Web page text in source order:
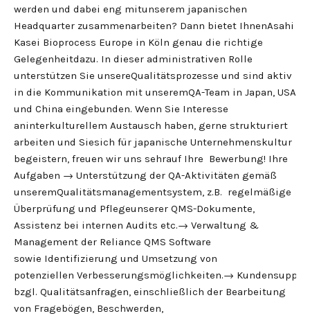
werden und dabei eng mitunserem japanischen
Headquarter zusammenarbeiten? Dann bietet IhnenAsahi
Kasei Bioprocess Europe in Köln genau die richtige
Gelegenheitdazu. In dieser administrativen Rolle
unterstützen Sie unsereQualitätsprozesse und sind aktiv
in die Kommunikation mit unseremQA-Team in Japan, USA
und China eingebunden. Wenn Sie Interesse
aninterkulturellem Austausch haben, gerne strukturiert
arbeiten und Siesich für japanische Unternehmenskultur
begeistern, freuen wir uns sehrauf Ihre Bewerbung! Ihre
Aufgaben → Unterstützung der QA-Aktivitäten gemäß
unseremQualitätsmanagementsystem, z.B. regelmäßige
Überprüfung und Pflegeunserer QMS-Dokumente,
Assistenz bei internen Audits etc.→ Verwaltung &
Management der Reliance QMS Software
sowie Identifizierung und Umsetzung von
potenziellen Verbesserungsmöglichkeiten.→
bzgl. Qualitätsanfragen, einschließlich der Bearbeitung
von Fragebögen, Beschwerden,